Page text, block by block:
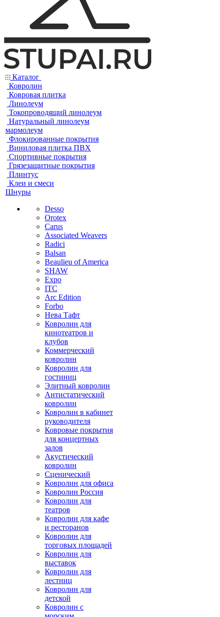
Каталог
Ковролин
Ковровая плитка
Линолеум
Токопроводящий линолеум
Натуральный линолеум
мармолеум
Флокированные покрытия
Виниловая плитка ПВХ
Спортивные покрытия
Грязезащитные покрытия
Плинтус
Клеи и смеси
Шнуры
Desso
Orotex
Carus
Associated Weavers
Radici
Balsan
Beaulieu of America
SHAW
Expo
ITC
Arc Edition
Forbo
Нева Тафт
Ковролин для
кинотеатров и
клубов
Коммерческий
ковролин
Ковролин для
гостиниц
Элитный ковролин
Антистатический
ковролин
Ковролин в кабинет
руководителя
Ковровые покрытия
для концертных
залов
Акустический
ковролин
Сценический
Ковролин для офиса
Ковролин Россия
Ковролин для
театров
Ковролин для кафе
и ресторанов
Ковролин для
торговых площадей
Ковролин для
выставок
Ковролин для
лестниц
Ковролин для
детской
Ковролин с